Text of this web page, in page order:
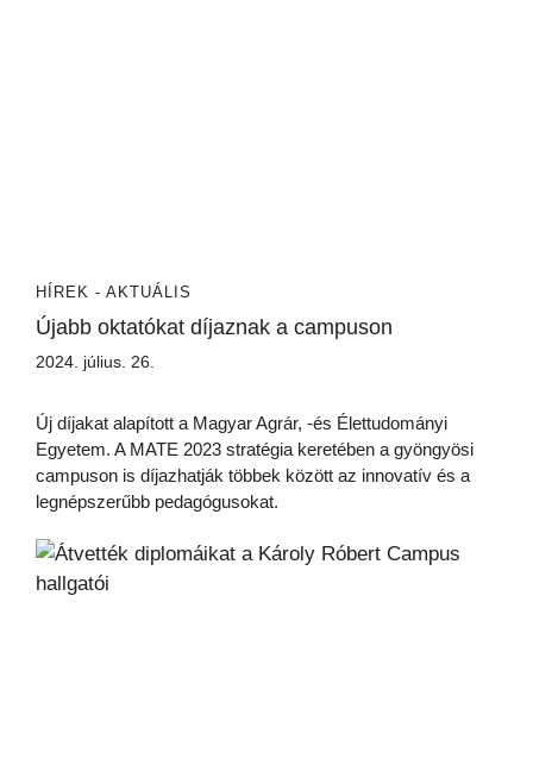
HÍREK - AKTUÁLIS
Újabb oktatókat díjaznak a campuson
2024. július. 26.
Új díjakat alapított a Magyar Agrár, -és Élettudományi
Egyetem. A MATE 2023 stratégia keretében a gyöngyösi
campuson is díjazhatják többek között az innovatív és a
legnépszerűbb pedagógusokat.